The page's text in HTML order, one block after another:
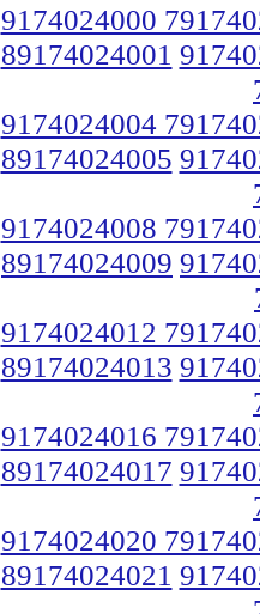
9174024000
89174024001
9174024004
89174024005
9174024008
89174024009
9174024012
89174024013
9174024016
89174024017
9174024020
89174024021